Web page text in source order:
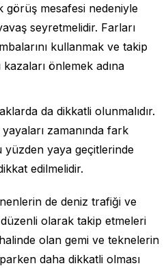
mesafesi nedeniyle
seyretmelidir. Farları
kullanmak ve takip
önlemek adına
da dikkatli olunmalıdır.
zamanında fark
yüzden yaya geçitlerinde
edilmelidir.
de deniz trafiği ve
olarak takip etmeleri
olan gemi ve teknelerin
daha dikkatli olması